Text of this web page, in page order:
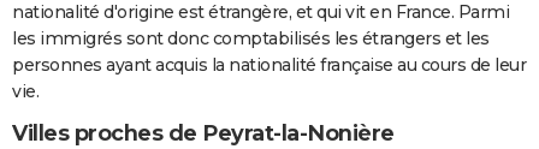
nationalité d'origine est étrangère, et qui vit en France. Parmi
les immigrés sont donc comptabilisés les étrangers et les
personnes ayant acquis la nationalité française au cours de leur
vie.
Villes proches de Peyrat-la-Nonière